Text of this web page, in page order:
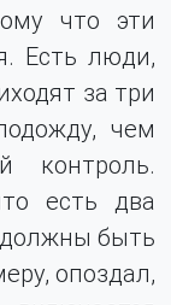
что эти
Есть люди,
за три
чем
контроль.
есть два
быть
опоздал,